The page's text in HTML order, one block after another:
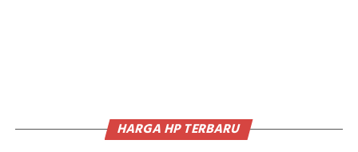
HARGA HP TERBARU